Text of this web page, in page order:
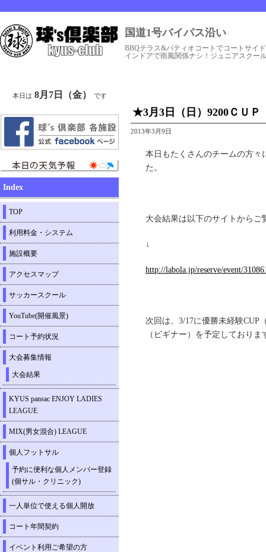
国道1号バイパス沿い
BBQテラス&パティオコートでコートサイ
インドアで雨風関係ナシ！ジュニアスクー
★3月3日（日）9200ＣＵ
2013年3月9日
本日もたくさんのチームの方々
た。
大会結果は以下のサイトからご
↓
http://labola.jp/reserve/event/
次回は、3/17に優勝未経験CUP
（ビギナー）を予定しており
本日は 8月7日（金） です
Index
TOP
利用料金・システム
施設概要
アクセスマップ
サッカースクール
YouTube(開催風景)
コート予約状況
大会募集情報
大会結果
KYUS pansac ENJOY LADIES
LEAGUE
MIX(男女混合) LEAGUE
個人フットサル
予約に便利な個人メンバー登録
(個サル・クリニック)
一人単位で使える個人開放
コート年間契約
イベント利用ご希望の方